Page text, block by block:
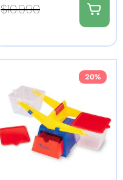
$10.990
20%